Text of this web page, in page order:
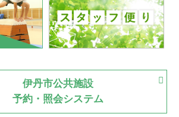
が開始
猪名川運動広場
古池運動広場
ボール大会が開催
伊丹市公共施設
予約・照会システム